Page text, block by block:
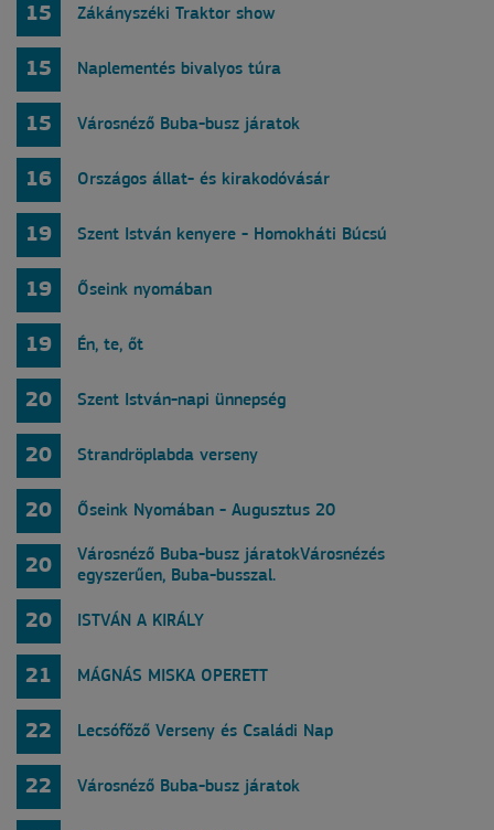
15 Zákányszéki Traktor show
15 Naplementés bivalyos túra
15 Városnéző Buba-busz járatok
16 Országos állat- és kirakodóvásár
19 Szent István kenyere - Homokháti Búcsú
19 Őseink nyomában
19 Én, te, őt
20 Szent István-napi ünnepség
20 Strandröplabda verseny
20 Őseink Nyomában - Augusztus 20
20
Városnéző Buba-busz járatokVárosnézés
egyszerűen, Buba-busszal.
20 ISTVÁN A KIRÁLY
21 MÁGNÁS MISKA OPERETT
22 Lecsófőző Verseny és Családi Nap
22 Városnéző Buba-busz járatok